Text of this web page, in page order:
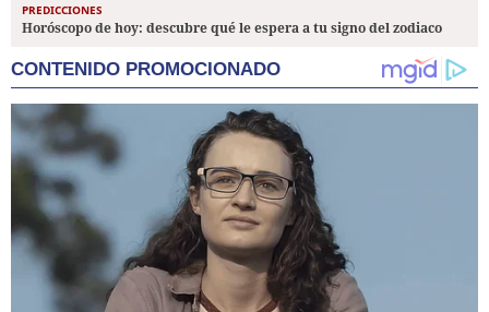
PREDICCIONES
Horóscopo de hoy: descubre qué le espera a tu signo del zodiaco
CONTENIDO PROMOCIONADO